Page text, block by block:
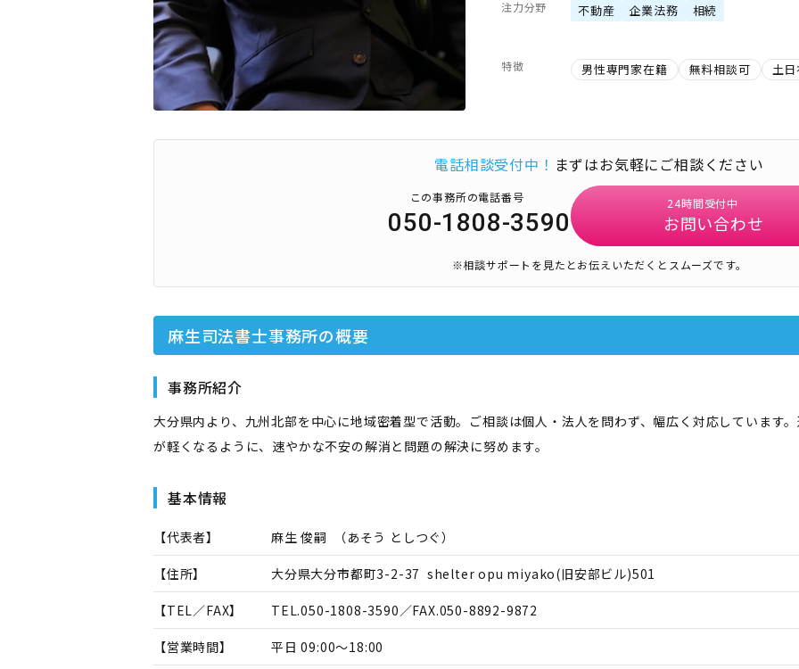
注力分野 不動産 企業法務 相続
特徴 男性専門家在籍 無料相談可 土
電話相談受付中！ まずはお気軽にご相談ください
この事務所の電話番号
050-1808-3590
24時間受付中
お問い合わせ
※相談サポートを見たとお伝えいただくとスムーズです。
麻生司法書士事務所の概要
事務所紹介
大分県内より、九州北部を中心に地域密着型で活動。ご相談は個人・法人を問わず、幅広く対応しています
が軽くなるように、速やかな不安の解消と問題の解決に努めます。
基本情報
【代表者】 麻生 俊嗣 （あそう としつぐ）
【住所】 大分県大分市都町3-2-37 shelter opu miyako(旧安部ビル)501
【TEL／FAX】 TEL.050-1808-3590／FAX.050-8892-9872
【営業時間】 平日 09:00～18:00